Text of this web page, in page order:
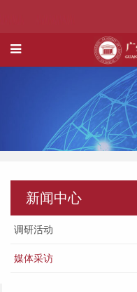
新闻中心
调研活动
媒体采访